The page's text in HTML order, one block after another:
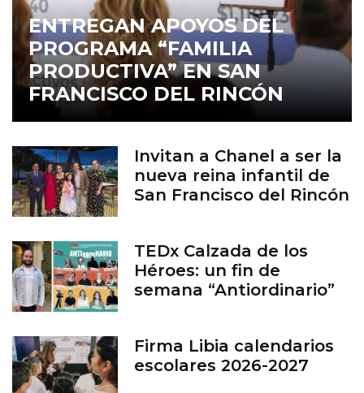
ENTREGAN APOYOS DEL
PROGRAMA “FAMILIA
PRODUCTIVA” EN SAN
FRANCISCO DEL RINCÓN
Invitan a Chanel a ser la
nueva reina infantil de
San Francisco del Rincón
TEDx Calzada de los
Héroes: un fin de
semana “Antiordinario”
Firma Libia calendarios
escolares 2026-2027